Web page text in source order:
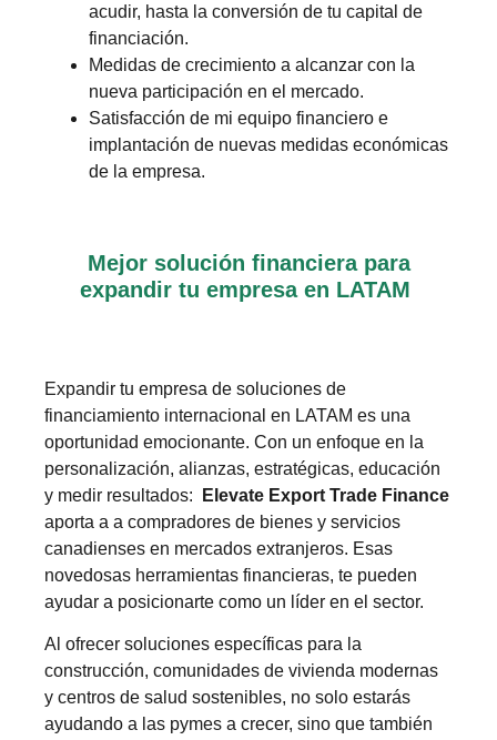
acudir, hasta la conversión de tu capital de
financiación.
Medidas de crecimiento a alcanzar con la
nueva participación en el mercado.
Satisfacción de mi equipo financiero e
implantación de nuevas medidas económicas
de la empresa.
Mejor solución financiera para
expandir tu empresa en LATAM
Expandir tu empresa de soluciones de
financiamiento internacional en LATAM es una
oportunidad emocionante. Con un enfoque en la
personalización, alianzas, estratégicas, educación
y medir resultados:
Elevate Export Trade Finance
aporta a a compradores de bienes y servicios
canadienses en mercados extranjeros. Esas
novedosas herramientas financieras, te pueden
ayudar a posicionarte como un líder en el sector.
Al ofrecer soluciones específicas para la
construcción, comunidades de vivienda modernas
y centros de salud sostenibles, no solo estarás
ayudando a las pymes a crecer, sino que también